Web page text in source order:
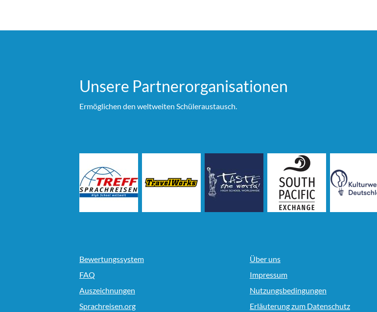
Unsere Partner­organi­sationen
Ermöglichen den weltweiten Schüleraustausch.
Bewertungssystem
FAQ
Auszeichnungen
Sprachreisen.org
Über uns
Impressum
Nutzungsbedingungen
Erläuterung zum Datenschutz